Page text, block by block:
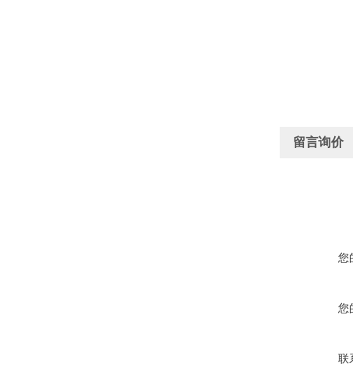
留言询价
您
您
联